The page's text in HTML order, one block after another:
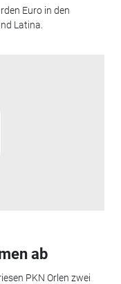
Euro in den
Latina.
ab
PKN Orlen zwei